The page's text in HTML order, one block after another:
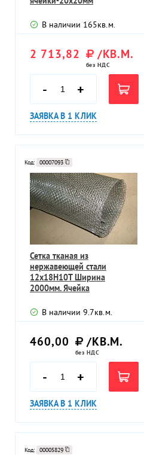
В наличии 165кв.м.
2 713,82 /КВ.М.
без НДС
- +
ЗАЯВКА В 1 КЛИК
Код: 00007093
Сетка тканая из
нержавеющей стали
12х18Н10Т Ширина
2000мм. Ячейка
В наличии 9.7кв.м.
460,00 /КВ.М.
без НДС
- +
ЗАЯВКА В 1 КЛИК
Код: 00005829